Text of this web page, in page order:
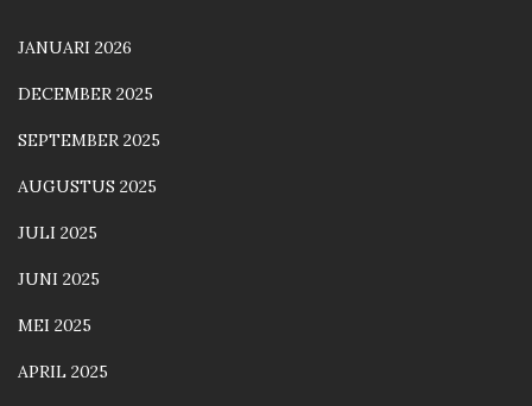
JANUARI 2026
DECEMBER 2025
SEPTEMBER 2025
AUGUSTUS 2025
JULI 2025
JUNI 2025
MEI 2025
APRIL 2025